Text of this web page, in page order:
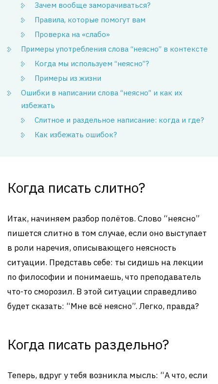
Зачем вообще заморачиваться?
Правила, которые помогут вам
Проверка на «слабо»
Примеры употребления слова “неясно” в контексте
Когда мы используем “неясно”?
Примеры из жизни
Ошибки в написании слова “неясно” и как их
избежать
Слитное и раздельное написание: когда и где?
Как избежать ошибок?
Когда писать слитно?
Итак, начиняем разбор полётов. Слово “неясно”
пишется слитно в том случае, если оно выступает
в роли наречия, описывающего неясность
ситуации. Представь себе: ты сидишь на лекции
по философии и понимаешь, что преподаватель
что-то сморозил. В этой ситуации справедливо
будет сказать: “Мне всё неясно”. Легко, правда?
Когда писать раздельно?
Теперь, вдруг у тебя возникла мысль: “А что, если